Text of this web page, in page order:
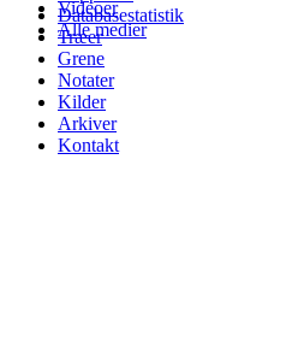
Videoer
Alle medier
Databasestatistik
Træer
Grene
Notater
Kilder
Arkiver
Kontakt